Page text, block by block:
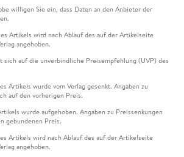
willigen Sie ein, dass Daten an den Anbieter der
Artikels wird nach Ablauf des auf der Artikelseite
angehoben.
sich auf die unverbindliche Preisempfehlung (UVP) des
Artikels wurde vom Verlag gesenkt. Angaben zu
auf den vorherigen Preis.
wurde aufgehoben. Angaben zu Preissenkungen
gebundenen Preis.
Artikels wird nach Ablauf des auf der Artikelseite
angehoben.